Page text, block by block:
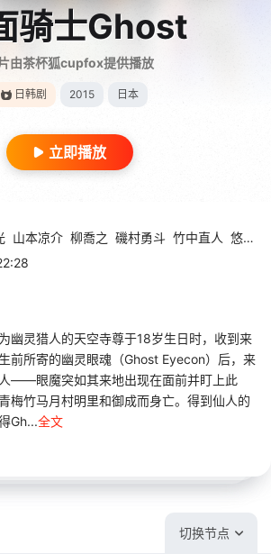
骑士Ghost
由茶杯狐cupfox提供播放
日韩剧 2015 日本
立即播放
山本凉介 柳喬之 磯村勇斗 竹中直人 悠木碧
灵猎人的天空寺尊于18岁生日时，收到来
前所寄的幽灵眼魂（Ghost Eyecon）后，来
——眼魔突如其来地出现在面前并盯上此
梅竹马月村明里和御成而身亡。得到仙人的
Gh...全文
切换节点